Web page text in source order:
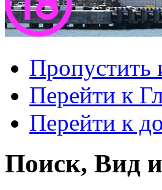
Пропустить
Перейти к
Перейти к
Поиск, Вид